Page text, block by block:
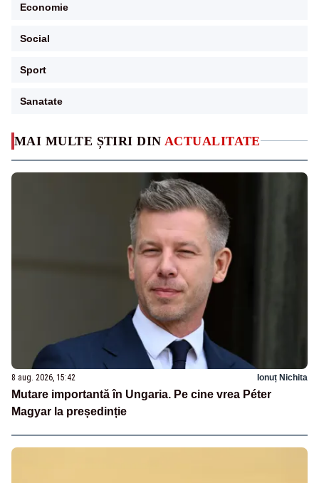
MAI MULTE ȘTIRI DIN ACTUALITATE
8 aug. 2026, 15:42 Ionuț Nichita
Mutare importantă în Ungaria. Pe cine vrea Péter
Magyar la președinție
Economie
Social
Sport
Sanatate